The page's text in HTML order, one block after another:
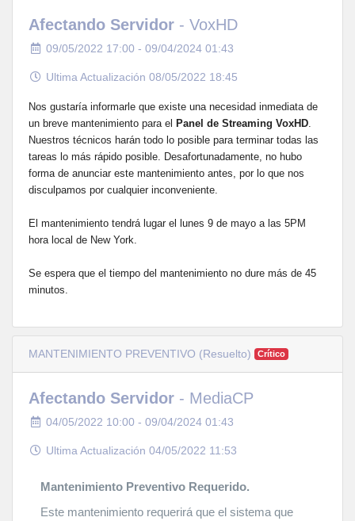
Afectando Servidor - VoxHD
09/05/2022 17:00 - 09/04/2024 01:43
Ultima Actualización 08/05/2022 18:45
Nos gustaría informarle que existe una necesidad inmediata de
un breve mantenimiento para el Panel de Streaming VoxHD
Nuestros técnicos harán todo lo posible para terminar todas las
tareas lo más rápido posible. Desafortunadamente, no hubo
forma de anunciar este mantenimiento antes, por lo que nos
disculpamos por cualquier inconveniente.
El mantenimiento tendrá lugar el lunes 9 de mayo a las 5PM
hora local de New York.
Se espera que el tiempo del mantenimiento no dure más de 45
minutos.
MANTENIMIENTO PREVENTIVO (Resuelto) Crítico
Afectando Servidor - MediaCP
04/05/2022 10:00 - 09/04/2024 01:43
Ultima Actualización 04/05/2022 11:53
Mantenimiento Preventivo Requerido.
Este mantenimiento requerirá que el sistema que